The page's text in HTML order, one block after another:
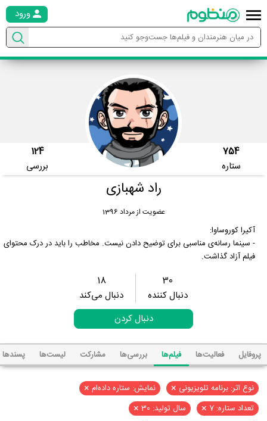
ورود
754
ستاره
124
بررسی
راد شهبازی
عضویت از مرداد 1396
آکیرا کوروساوا:
- سینما رسانه‌ی مناسبی برای توضیح دادن نیست. مخاطب را باید در درک محتوای
فیلم آزاد گذاشت.
30
دنبال کننده
18
دنبال می‌کند
دنبال کردن
پروفایل فعالیت‌ها فیلم‌ها بررسی‌ها مشارکت لیست‌ها پسند‌ها
نوع اثر: برنامه تلویزیونی × نمایش: ستاره داده‌ام ×
تعداد ستاره: 7 × سال تولید: 30 ×